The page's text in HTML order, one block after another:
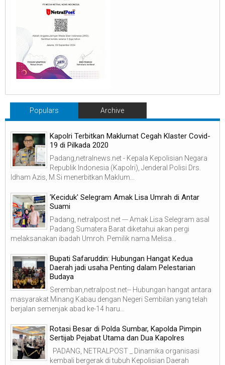
Populars Archive
Kapolri Terbitkan Maklumat Cegah Klaster Covid-
19 di Pilkada 2020
Padang,netralnews.net - Kepala Kepolisian Negara
Republik Indonesia (Kapolri), Jenderal Polisi Drs.
Idham Azis, M.Si menerbitkan Maklum...
'Keciduk' Selegram Amak Lisa Umrah di Antar
Suami
Padang, netralpost.net --- Amak Lisa Selegram asal
Padang Sumatera Barat diketahui akan pergi
melaksanakan ibadah Umroh. Pemilik nama Melisa...
Bupati Safaruddin: Hubungan Hangat Kedua
Daerah jadi usaha Penting dalam Pelestarian
Budaya
Seremban,netralpost.net-- Hubungan hangat antara
masyarakat Minang Kabau dengan Negeri Sembilan yang telah
berjalan semenjak abad ke-14 haru...
Rotasi Besar di Polda Sumbar, Kapolda Pimpin
Sertijab Pejabat Utama dan Dua Kapolres
PADANG, NETRALPOST _ Dinamika organisasi
kembali bergerak di tubuh Kepolisian Daerah